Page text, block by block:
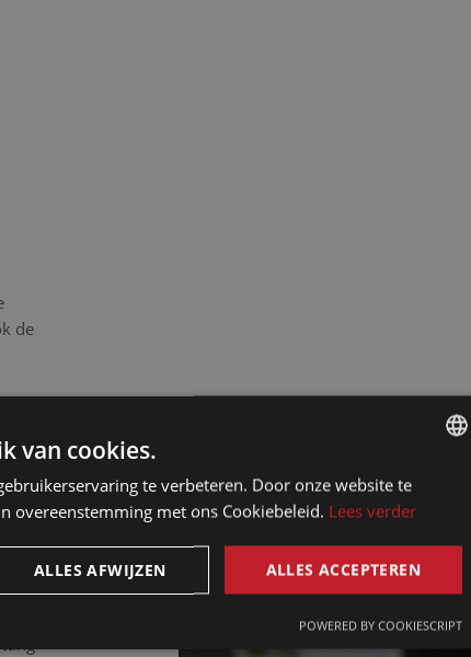
de
FRENCH
ENGLISH
van cookies.
te verbeteren. Door onze website te
overeenstemming met ons Cookiebeleid. Lees verder
ALLES ACCEPTEREN
ALLES AFWIJZEN
POWERED BY COOKIESCRIPT